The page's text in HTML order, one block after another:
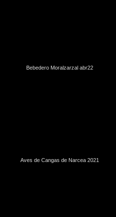
Bebedero Moralzarzal abr22
Aves de Cangas de Narcea 2021